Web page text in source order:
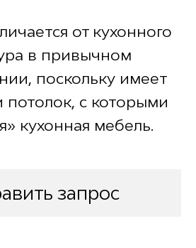
от кухонного
в привычном
поскольку имеет
потолок, с которыми
кухонная мебель.
запрос